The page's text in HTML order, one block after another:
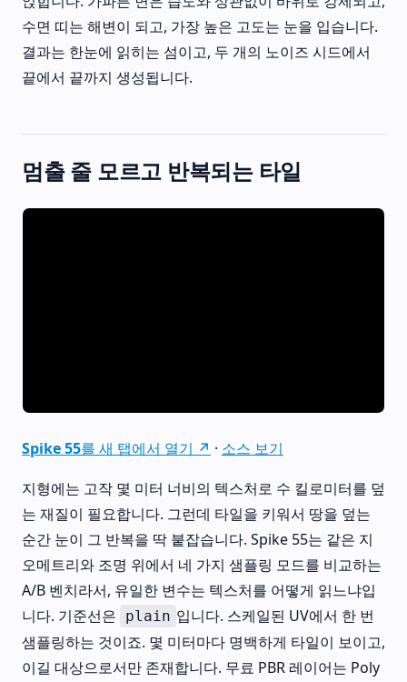
수면 띠는 해변이 되고, 가장 높은 고도는 눈을 입습니다.
결과는 한눈에 읽히는 섬이고, 두 개의 노이즈 시드에서
끝에서 끝까지 생성됩니다.
멈출 줄 모르고 반복되는 타일
Spike 55를 새 탭에서 열기 ↗ · 소스 보기
지형에는 고작 몇 미터 너비의 텍스처로 수 킬로미터를 덮
는 재질이 필요합니다. 그런데 타일을 키워서 땅을 덮는
순간 눈이 그 반복을 딱 붙잡습니다. Spike 55는 같은 지
오메트리와 조명 위에서 네 가지 샘플링 모드를 비교하는
A/B 벤치라서, 유일한 변수는 텍스처를 어떻게 읽느냐입
니다. 기준선은
plain 입니다. 스케일된 UV에서 한 번
샘플링하는 것이죠. 몇 미터마다 명백하게 타일이 보이고,
이길 대상으로서만 존재합니다. 무료 PBR 레이어는 Poly